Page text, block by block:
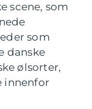
scene, som
som
danske
ølsorter,
innenfor